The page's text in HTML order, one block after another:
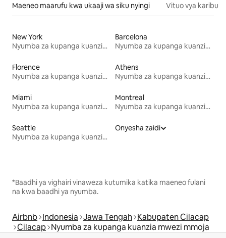
Maeneo maarufu kwa ukaaji wa siku nyingi Vituo vya karibu
New York
Nyumba za kupanga kuanzia mwezi mmoja
Barcelona
Nyumba za kupanga kuanzia mwezi mmoja
Florence
Nyumba za kupanga kuanzia mwezi mmoja
Athens
Nyumba za kupanga kuanzia mwezi mmoja
Miami
Nyumba za kupanga kuanzia mwezi mmoja
Montreal
Nyumba za kupanga kuanzia mwezi mmoja
Seattle
Nyumba za kupanga kuanzia mwezi mmoja
Onyesha zaidi
*Baadhi ya vighairi vinaweza kutumika katika maeneo fulani
na kwa baadhi ya nyumba.
Airbnb Indonesia Jawa Tengah Kabupaten Cilacap
Cilacap Nyumba za kupanga kuanzia mwezi mmoja